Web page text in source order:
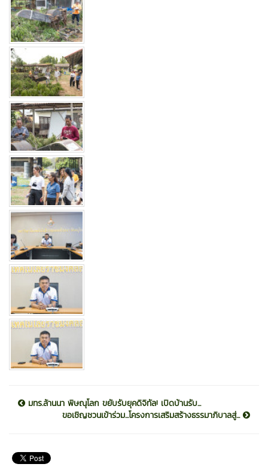
มทร.ล้านนา พิษณุโลก ขยับรับยุคดิจิทัล! เปิดบ้านรับ...
ขอเชิญชวนเข้าร่วม...โครงการเสริมสร้างธรรมาภิบาลสู่...